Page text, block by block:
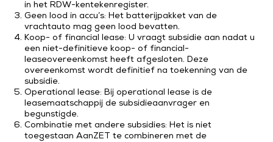
in het RDW-kentekenregister.
Geen lood in accu’s: Het batterijpakket van de
vrachtauto mag geen lood bevatten.
Koop- of financial lease: U vraagt subsidie aan nadat u
een niet-definitieve koop- of financial-
leaseovereenkomst heeft afgesloten. Deze
overeenkomst wordt definitief na toekenning van de
subsidie.
Operational lease: Bij operational lease is de
leasemaatschappij de subsidieaanvrager en
begunstigde.
Combinatie met andere subsidies: Het is niet
toegestaan AanZET te combineren met de